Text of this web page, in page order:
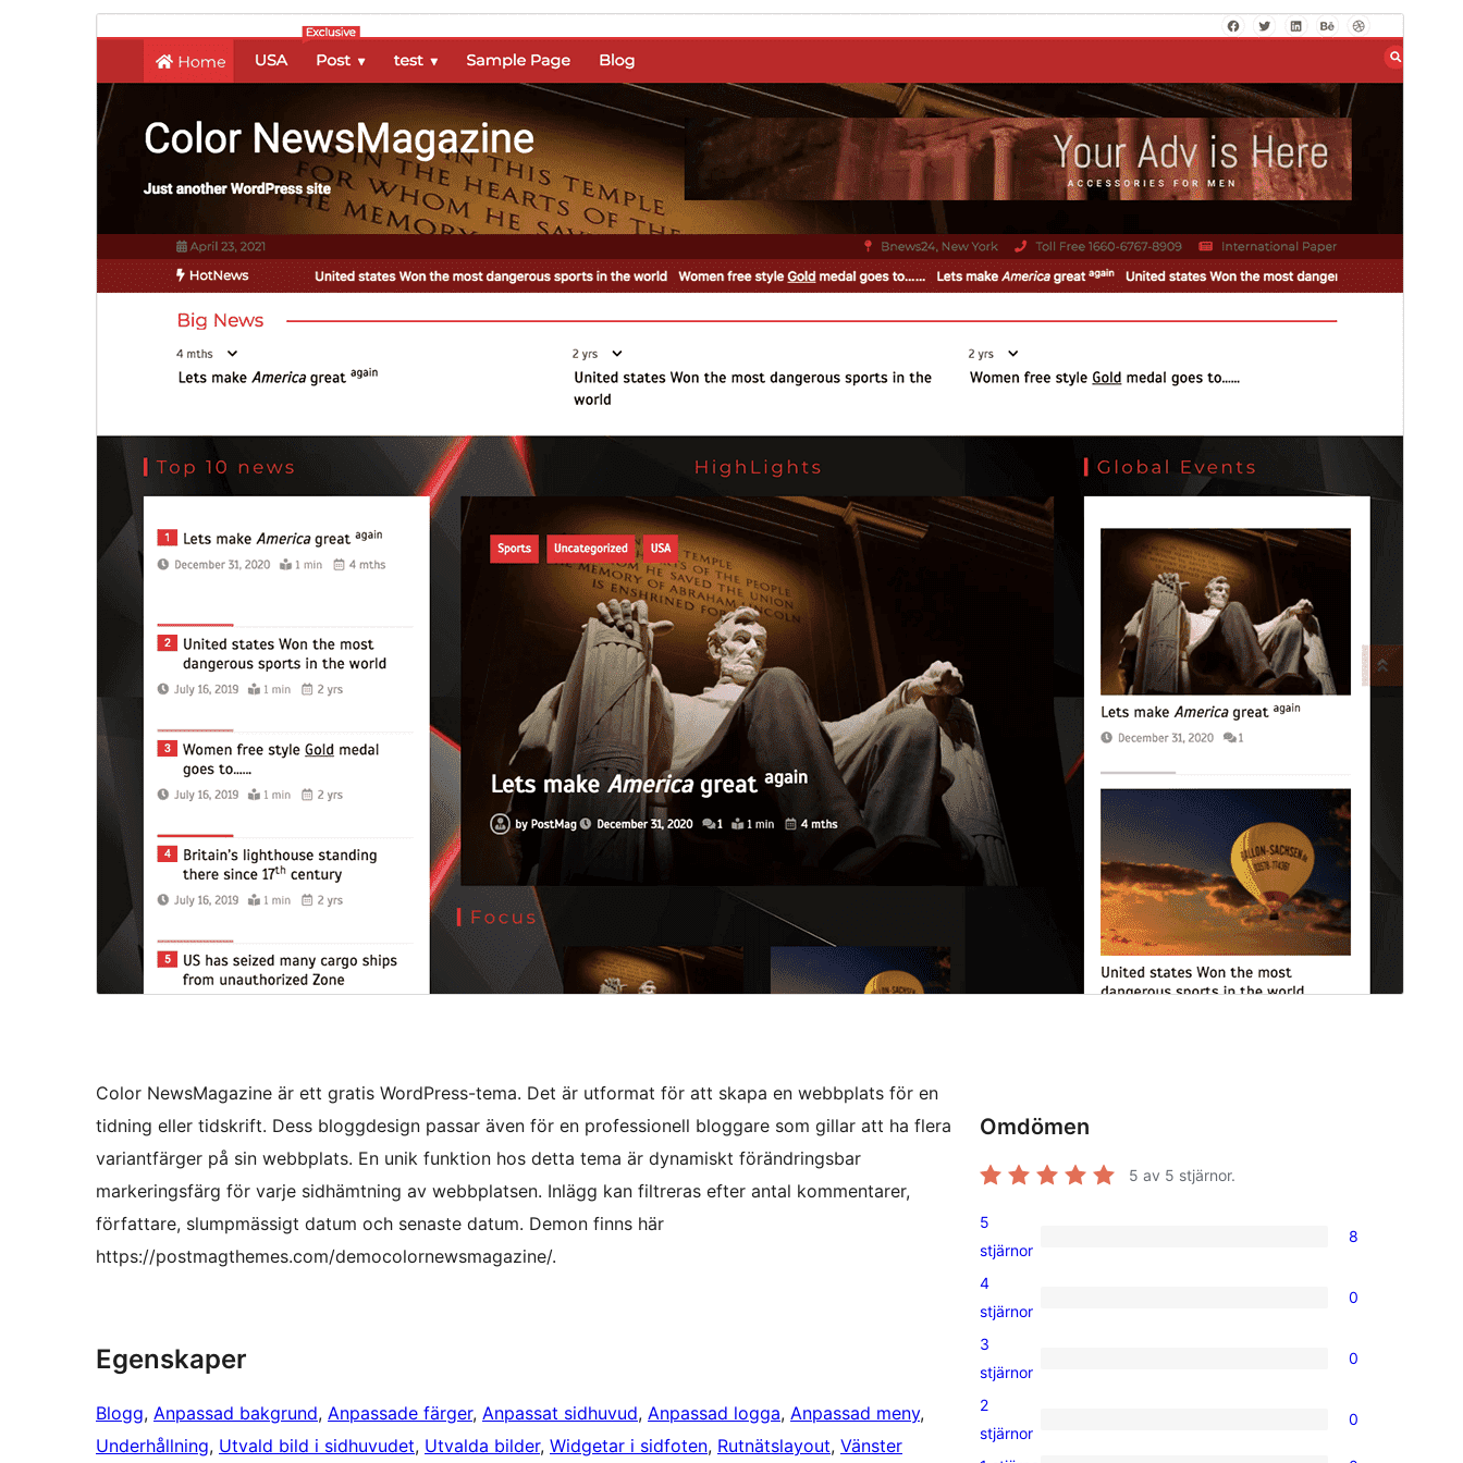
kommersiella uppgraderingar eller support.
supportsidan
FörhandsgranskaLadda ner
Version
1.4.4
Aktiva installationer
500+
WordPress-version
4.5
Temats startsida
Color NewsMagazine är ett gratis WordPress-tema. Det är utformat för att skapa en webbplats för en
tidning eller tidskrift. Dess bloggdesign passar även för en professionell bloggare som gillar att ha flera
variantfärger på sin webbplats. En unik funktion hos detta tema är dynamiskt förändringsbar
markeringsfärg för varje sidhämtning av webbplatsen. Inlägg kan filtreras efter antal kommentarer,
författare, slumpmässigt datum och senaste datum. Demon finns här
https://postmagthemes.com/democolornewsmagazine/.
Egenskaper
Blogg, Anpassad bakgrund, Anpassade färger, Anpassat sidhuvud, Anpassad logga, Anpassad meny
Underhållning, Utvald bild i sidhuvudet, Utvalda bilder, Widgetar i sidfoten, Rutnätslayout, Vänster
Omdömen
5 av 5 stjärnor.
8
5-
stjärniga
5
stjärnor
8
0
4-
stjärniga
4
stjärnor
0
0
3-
stjärniga
3
stjärnor
0
0
2
stjärnor
0